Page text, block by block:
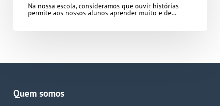
Na nossa escola, consideramos que ouvir histórias
permite aos nossos alunos aprender muito e de…
Quem somos